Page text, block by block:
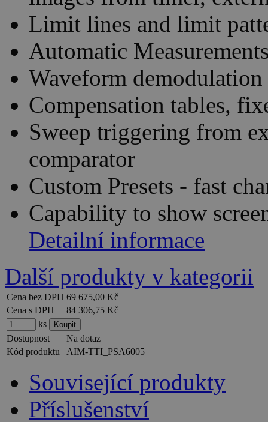
Limit lines and limit
Automatic
Waveform
Compensation tables,
Sweep triggering from
comparator
Custom Presets - fast
Capability to show
Detailní informace
Další produkty v kategorii
Cena bez DPH 69 675,00 Kč
Cena s DPH
84 306,75 Kč
ks
Dostupnost
Na dotaz
Kód produktu
AIM-TTI_PSA6005
Související produkty
Příslušenství